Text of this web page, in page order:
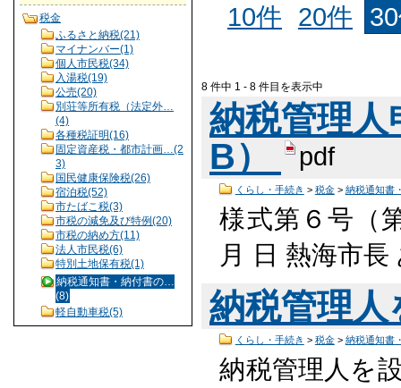
税金
ふるさと納税(21)
マイナンバー(1)
個人市民税(34)
入湯税(19)
公売(20)
別荘等所有税（法定外…
(4)
各種税証明(16)
固定資産税・都市計画…(2
3)
国民健康保険税(26)
宿泊税(52)
市たばこ税(3)
市税の減免及び特例(20)
市税の納め方(11)
法人市民税(6)
特別土地保有税(1)
納税通知書・納付書の…
(8)
軽自動車税(5)
10件
20件
8 件中 1 - 8 件目を表示中
納税管理人
B）
pdf
くらし・手続き > 税金> 納税通知書
様式第６号（
月 日 熱海市
納税管理
くらし・手続き > 税金> 納税通知書
納税管理人を